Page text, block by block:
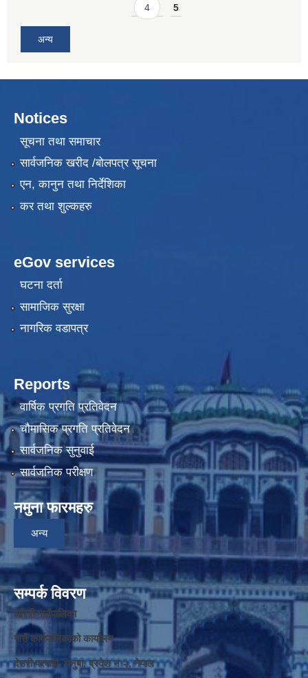
4 5
अन्य
Notices
सूचना तथा समाचार
सार्वजनिक खरीद /बोलपत्र सूचना
एन, कानुन तथा निर्देशिका
कर तथा शुल्कहरु
eGov services
घटना दर्ता
सामाजिक सुरक्षा
नागरिक वडापत्र
Reports
वार्षिक प्रगति प्रतिवेदन
चौमासिक प्रगति प्रतिवेदन
सार्वजनिक सुनुवाई
सार्वजनिक परीक्षण
नमुना फारमहरु
अन्य
सम्पर्क विवरण
औरही गाउँपालिका
गाउँ कार्यपालिकाको कार्यालय
देउरी परवाहा, धनुषा, प्रदेश न‌‍ २, नेपाल